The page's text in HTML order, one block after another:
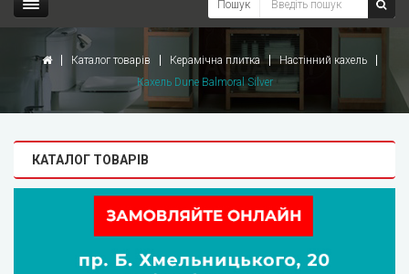
Пошук
Каталог товарів Керамічна плитка
Настінний кахель
Кахель Dune Balmoral Silver
КАТАЛОГ ТОВАРІВ